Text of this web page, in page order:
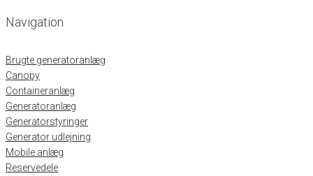
Navigation
Brugte generatoranlæg
Canopy
Containeranlæg
Generatoranlæg
Generatorstyringer
Generator udlejning
Mobile anlæg
Reservedele